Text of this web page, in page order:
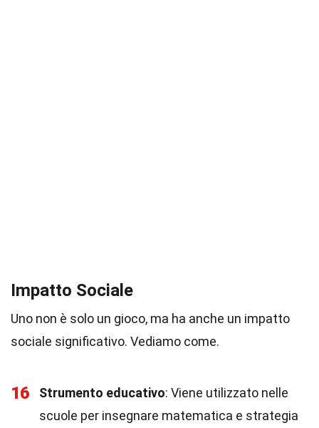
Impatto Sociale
Uno non è solo un gioco, ma ha anche un impatto
sociale significativo. Vediamo come.
16 Strumento educativo: Viene utilizzato nelle
scuole per insegnare matematica e strategia